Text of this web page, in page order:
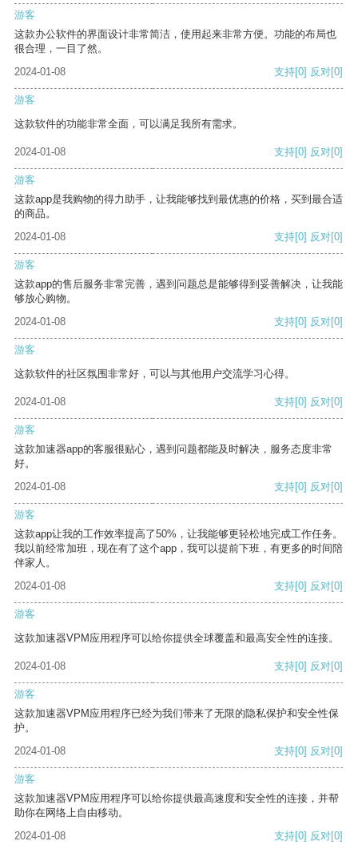
游客
这款办公软件的界面设计非常简洁，使用起来非常方便。功能的布局也
很合理，一目了然。
2024-01-08
支持[0] 反对[0]
游客
这款软件的功能非常全面，可以满足我所有需求。
2024-01-08 支持[0] 反对[0]
游客
这款app是我购物的得力助手，让我能够找到最优惠的价格，买到最合适
的商品。
2024-01-08
支持[0] 反对[0]
游客
这款app的售后服务非常完善，遇到问题总是能够得到妥善解决，让我能
够放心购物。
2024-01-08
支持[0] 反对[0]
游客
这款软件的社区氛围非常好，可以与其他用户交流学习心得。
2024-01-08 支持[0] 反对[0]
游客
这款加速器app的客服很贴心，遇到问题都能及时解决，服务态度非常
好。
2024-01-08
支持[0] 反对[0]
游客
这款app让我的工作效率提高了50%，让我能够更轻松地完成工作任务。
我以前经常加班，现在有了这个app，我可以提前下班，有更多的时间陪
伴家人。
2024-01-08
支持[0] 反对[0]
游客
这款加速器VPM应用程序可以给你提供全球覆盖和最高安全性的连接。
2024-01-08 支持[0] 反对[0]
游客
这款加速器VPM应用程序已经为我们带来了无限的隐私保护和安全性保
护。
2024-01-08
支持[0] 反对[0]
游客
这款加速器VPM应用程序可以给你提供最高速度和安全性的连接，并帮
助你在网络上自由移动。
2024-01-08
支持[0] 反对[0]